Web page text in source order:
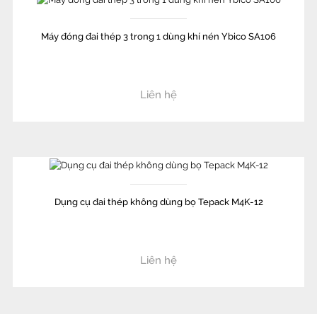
Máy đóng đai thép 3 trong 1 dùng khí nén Ybico SA106
Liên hệ
Dụng cụ đai thép không dùng bọ Tepack M4K-12
Liên hệ